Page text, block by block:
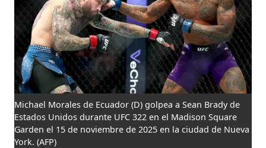
Michael Morales de Ecuador (D) golpea a Sean Brady de
Estados Unidos durante UFC 322 en el Madison Square
Garden el 15 de noviembre de 2025 en la ciudad de Nueva
York. (AFP)